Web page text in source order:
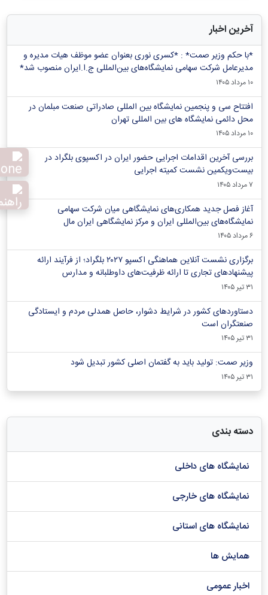
آخرین اخبار
*با حکم وزیر صمت* : *کسری نوری بعنوان عضو موظف هیات مدیره و
مدیرعامل شرکت سهامی نمایشگاه‌های بین‌المللی ج.ا.ایران منصوب شد*
۱۰ مرداد ۱۴۰۵
افتتاح سی و پنجمین نمایشگاه بین المللی صادراتی صنعت مبلمان در
محل دائمی نمایشگاه های بین المللی تهران
۱۰ مرداد ۱۴۰۵
بررسی آخرین اقدامات اجرایی حضور ایران در اکسپوی بلگراد در
بیست‌ویکمین نشست کمیته اجرایی
۷ مرداد ۱۴۰۵
آغاز فصل جدید همکاری‌های نمایشگاهی میان شرکت سهامی
نمایشگاه‌های بین‌المللی ایران و مرکز نمایشگاهی ایران‌ مال
۶ مرداد ۱۴۰۵
برگزاری نشست آنلاین هماهنگی اکسپو ۲۰۲۷ بلگراد؛ از فرآیند ارائه
پیشنهادهای تجاری تا ارائه ظرفیت‌های داوطلبانه و مدارس
۳۱ تیر ۱۴۰۵
دستاوردهای کشور در شرایط دشوار، حاصل همدلی مردم و ایستادگی
صنعتگران است
۳۱ تیر ۱۴۰۵
وزیر صمت: تولید باید به گفتمان اصلی کشور تبدیل شود
۳۱ تیر ۱۴۰۵
دسته بندی
نمایشگاه های داخلی
نمایشگاه های خارجی
نمایشگاه های استانی
همایش ها
اخبار عمومی